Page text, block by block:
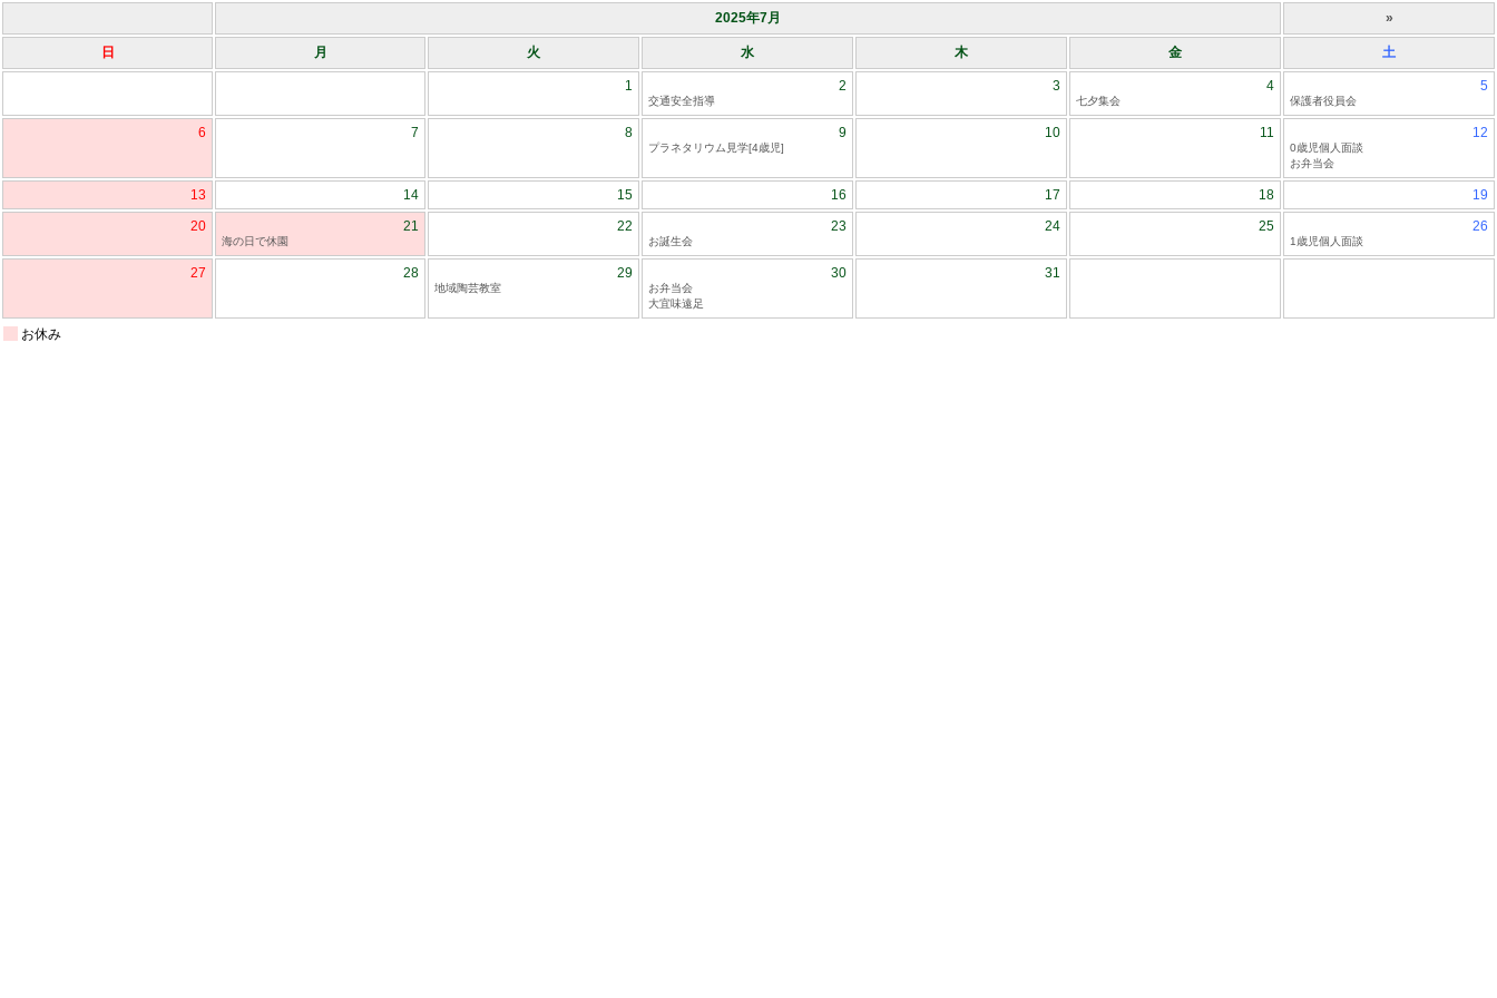
2025年7月 »
日 月 火 水 木 金 土
1 2
交通安全指導
3 4
七夕集会
5
保護者役員会
6 7 8 9
プラネタリウム見学[4歳児]
10 11 12
0歳児個人面談
お弁当会
13 14 15 16 17 18
19
20
21
海の日で休園
22 23
お誕生会
24 25 26
1歳児個人面談
27 28 29
地域陶芸教室
30
お弁当会
大宜味遠足
31
お休み